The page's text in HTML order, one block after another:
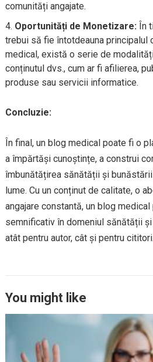
comunități angajate.
Oportunități de Monetizare: În
trebui să fie întotdeauna principalul
medical, există o serie de
conținutul dvs., cum ar fi afilierea,
produse sau servicii informatice.
Concluzie:
În final, un blog medical poate fi o
a împărtăși cunoștințe, a construi
îmbunătățirea sănătății și
lume. Cu un conținut de calitate, o
angajare constantă, un blog
semnificativ în domeniul sănătății
atât pentru autor, cât și pentru cititori.
You might like